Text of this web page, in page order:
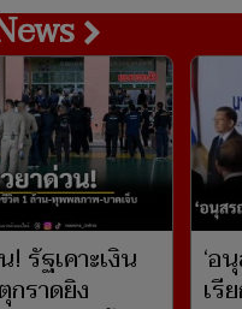
! รัฐเคาะเงิน
กราดยิง
‘อ
เรี